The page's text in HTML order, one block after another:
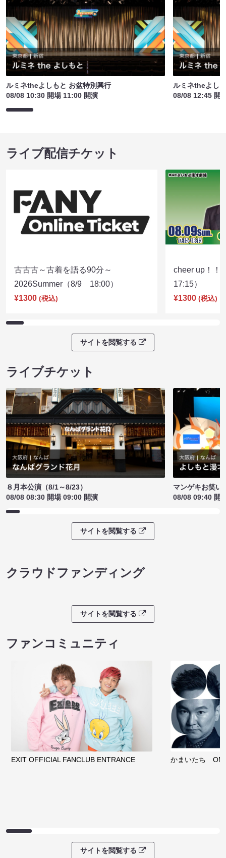
ルミネtheよしもと お盆特別興行
08/08 10:30 開場 11:00 開演
ルミネtheよし
08/08 12:45 開
ライブ配信チケット
古古古～古着を語る90分～
2026Summer（8/9 18:00）
¥1300 (税込)
cheer up！
17:15）
¥1300 (税込)
サイトを閲覧する
ライブチケット
８月本公演（8/1～8/23）
08/08 08:30 開場 09:00 開演
マンゲキお笑い
08/08 09:40 開
サイトを閲覧する
クラウドファンディング
サイトを閲覧する
ファンコミュニティ
EXIT OFFICIAL FANCLUB ENTRANCE かまいたち
サイトを閲覧する